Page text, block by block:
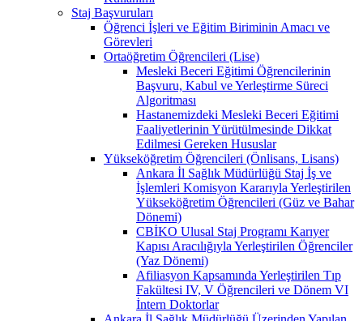
Staj Başvuruları
Öğrenci İşleri ve Eğitim Biriminin Amacı ve
Görevleri
Ortaöğretim Öğrencileri (Lise)
Mesleki Beceri Eğitimi Öğrencilerinin
Başvuru, Kabul ve Yerleştirme Süreci
Algoritması
Hastanemizdeki Mesleki Beceri Eğitimi
Faaliyetlerinin Yürütülmesinde Dikkat
Edilmesi Gereken Hususlar
Yükseköğretim Öğrencileri (Önlisans, Lisans)
Ankara İl Sağlık Müdürlüğü Staj İş ve
İşlemleri Komisyon Kararıyla Yerleştirilen
Yükseköğretim Öğrencileri (Güz ve Bahar
Dönemi)
CBİKO Ulusal Staj Programı Karıyer
Kapısı Aracılığıyla Yerleştirilen Öğrenciler
(Yaz Dönemi)
Afiliasyon Kapsamında Yerleştirilen Tıp
Fakültesi IV, V Öğrencileri ve Dönem VI
İntern Doktorlar